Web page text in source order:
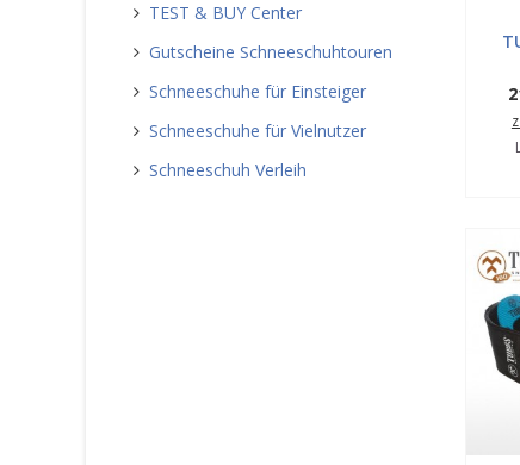
TEST & BUY Center
Gutscheine Schneeschuhtouren
Schneeschuhe für Einsteiger
Schneeschuhe für Vielnutzer
Schneeschuh Verleih